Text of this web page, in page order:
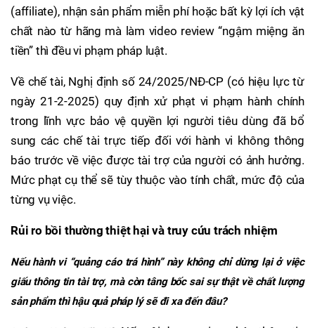
(affiliate), nhận sản phẩm miễn phí hoặc bất kỳ lợi ích vật
chất nào từ hãng mà làm video review “ngậm miệng ăn
tiền” thì đều vi phạm pháp luật.
Về chế tài, Nghị định số 24/2025/NĐ-CP (có hiệu lực từ
ngày 21-2-2025) quy định xử phạt vi phạm hành chính
trong lĩnh vực bảo vệ quyền lợi người tiêu dùng đã bổ
sung các chế tài trực tiếp đối với hành vi không thông
báo trước về việc được tài trợ của người có ảnh hưởng.
Mức phạt cụ thể sẽ tùy thuộc vào tính chất, mức độ của
từng vụ việc.
Rủi ro bồi thường thiệt hại và truy cứu trách nhiệm
Nếu hành vi “quảng cáo trá hình” này không chỉ dừng lại ở việc
giấu thông tin tài trợ, mà còn tâng bốc sai sự thật về chất lượng
sản phẩm thì hậu quả pháp lý sẽ đi xa đến đâu?